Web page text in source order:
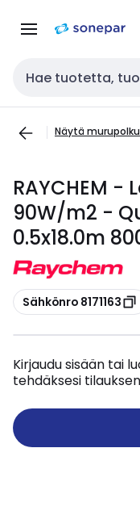
navigointiinsisältöön
Haku
Näytä murupolku
RAYCHEM
90W/m2 -
0.5x18.0m
Kopioi
Sähkönro 8171163
Kirjaudu sisään tai
tehdäksesi tilauksen